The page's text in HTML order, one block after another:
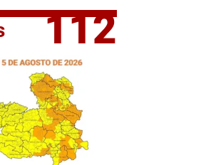
Emiliano García-
112